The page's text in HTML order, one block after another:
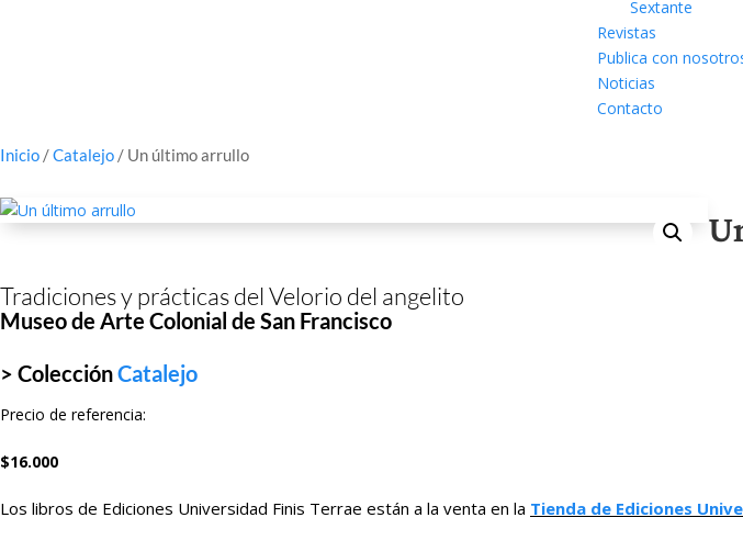
Sextante
Revistas
Publica con
Noticias
Contacto
Inicio /Catalejo / Un último arrullo
Tradiciones y prácticas del Velorio del angelito
Museo de Arte Colonial de San Francisco
> ColecciónCatalejo
Precio de referencia:
$16.000
Los libros de Ediciones Universidad Finis Terrae están a la venta en la Tienda de Ediciones